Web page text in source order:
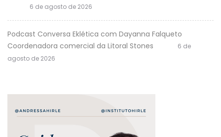
6 de agosto de 2026
Podcast Conversa Eklética com Dayanna Falqueto
Coordenadora comercial da Litoral Stones
6 de
agosto de 2026